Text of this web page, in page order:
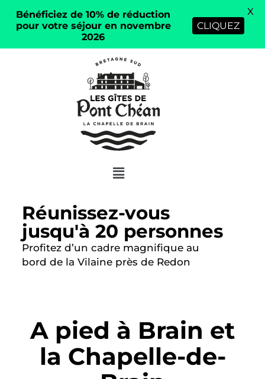
Réunissez-vous
jusqu'à 20 personnes
Profitez d’un cadre magnifique au
bord de la Vilaine près de Redon
A pied à Brain et
la Chapelle-de-
Bénéficiez de 10% de réduction
pour votre séjour en novembre
2026
CLIQUEZ
X